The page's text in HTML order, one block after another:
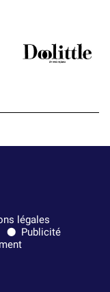
légales
Publicité